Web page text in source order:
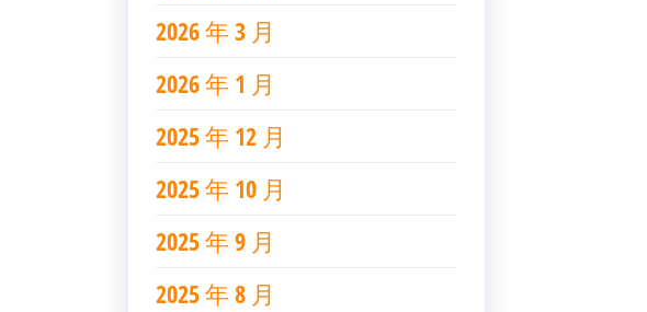
2026 年 3 月
2026 年 1 月
2025 年 12 月
2025 年 10 月
2025 年 9 月
2025 年 8 月